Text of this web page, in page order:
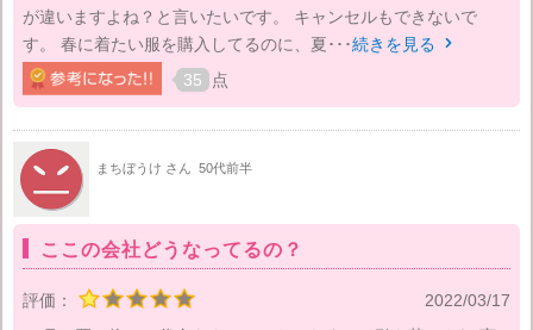
が違いますよね？と言いたいです。 キャンセルもできないで
す。 春に着たい服を購入してるのに、夏･･･続きを見る 
35 点
まちぼうけ さん 50代前半
ここの会社どうなってるの？
評価：
2022/03/17